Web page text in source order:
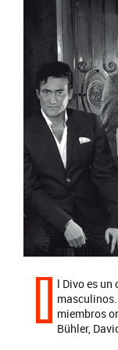
I l Divo es un
miembros
Bühler,